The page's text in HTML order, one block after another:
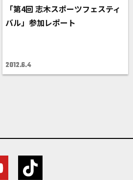
「第4回 志木スポーツフェスティ
バル」参加レポート
2012.6.4